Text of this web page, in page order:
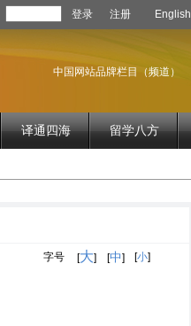
登录 注册 English
中国网站品牌栏目（频道）
译通四海 留学八方
字号 [大] [中] [小]